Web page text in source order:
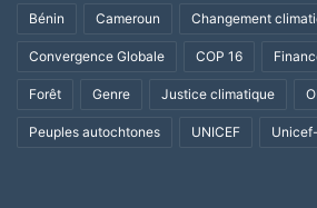
Bénin Cameroun Changement
Convergence Globale COP 16
Forêt Genre Justice climatique
Peuples autochtones UNICEF